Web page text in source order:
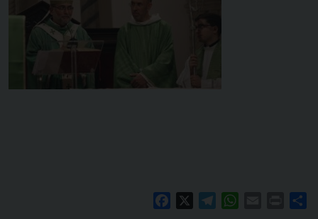
FacebookTelegramWhatsAppPrint